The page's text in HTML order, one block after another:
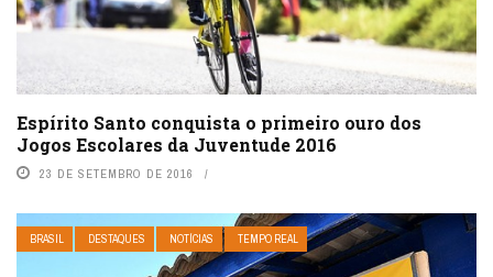
Espírito Santo conquista o primeiro ouro dos
Jogos Escolares da Juventude 2016
23 DE SETEMBRO DE 2016
BRASIL DESTAQUES NOTÍCIAS TEMPO REAL